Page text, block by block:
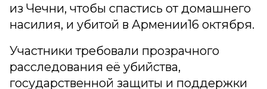
из Чечни, чтобы спастись от домашнего
насилия, и убитой в Армении16 октября.
Участники требовали прозрачного
расследования её убийства,
государственной защиты и поддержки